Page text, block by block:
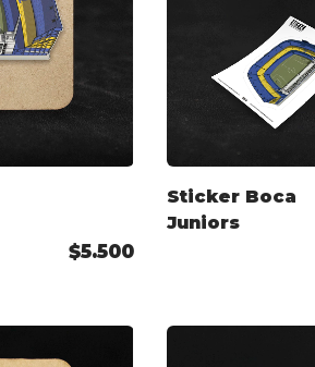
$5.500
Sticker Boca
Juniors